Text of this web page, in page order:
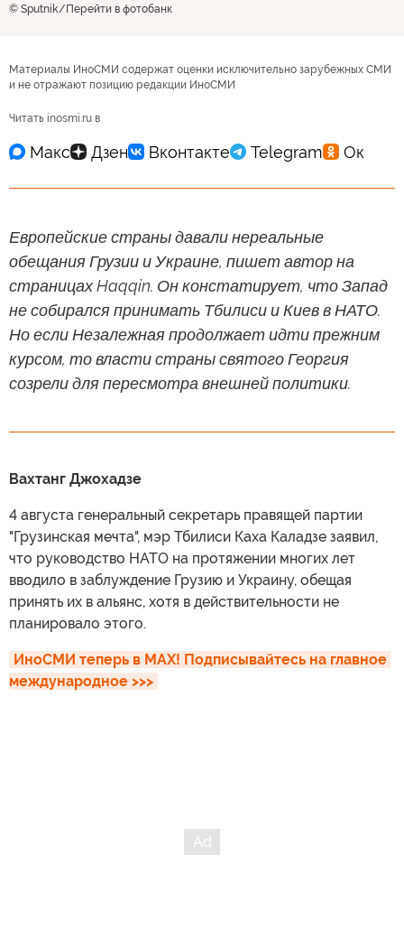
© Sputnik Перейти в фотобанк
Материалы ИноСМИ содержат оценки исключительно зарубежных СМИ
и не отражают позицию редакции ИноСМИ
Читать inosmi.ru в
Европейские страны давали нереальные
обещания Грузии и Украине, пишет автор на
страницах Haqqin. Он констатирует, что Запад
не собирался принимать Тбилиси и Киев в НАТО.
Но если Незалежная продолжает идти прежним
курсом, то власти страны святого Георгия
созрели для пересмотра внешней политики.
Вахтанг Джохадзе
4 августа генеральный секретарь правящей партии
"Грузинская мечта", мэр Тбилиси Каха Каладзе заявил,
что руководство НАТО на протяжении многих лет
вводило в заблуждение Грузию и Украину, обещая
принять их в альянс, хотя в действительности не
планировало этого.
ИноСМИ теперь в MAX! Подписывайтесь на главное
международное >>>